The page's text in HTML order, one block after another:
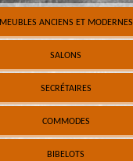
MEUBLES ANCIENS ET MODERNES
SALONS
SECRÉTAIRES
COMMODES
BIBELOTS